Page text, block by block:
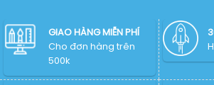
mới
CDR,
SVG,
PNG
chuẩn
mới
miễn
phí
File
AI,
EPS,
GIAO HÀNG MIỄN PHÍ
Cho đơn hàng trên
500k